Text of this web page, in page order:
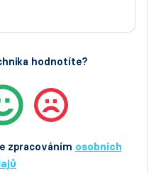
zpracováním osobních
hodnotíte?